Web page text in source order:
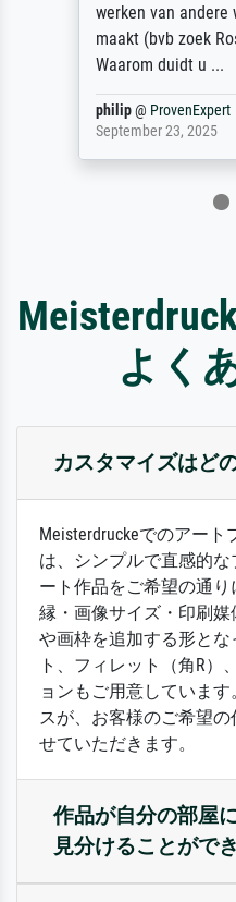
werken van andere
maakt (bvb zoek
Waarom duidt u ...
philip@ProvenExpert
September 23, 2025
よく
カスタマイズはど
Meisterdruckeでのアー
は、シンプルで直感的
ート作品をご希望の通
縁・画像サイズ・印刷
や画枠を追加する形と
ト、フィレット（角R）
ョンもご用意していま
スが、お客様のご希望
せていただきます。
作品が自分の部屋
見分けることがで